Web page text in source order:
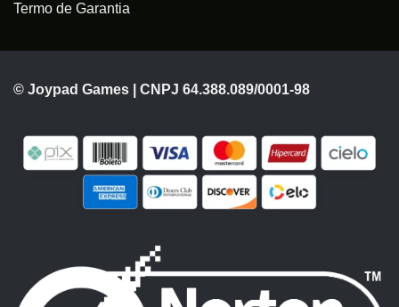
Termo de Garantia
© Joypad Games | CNPJ 64.388.089/0001-98